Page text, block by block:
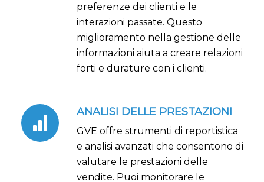
preferenze dei clienti e le
interazioni passate. Questo
miglioramento nella gestione delle
informazioni aiuta a creare relazioni
forti e durature con i clienti.
ANALISI DELLE PRESTAZIONI
GVE offre strumenti di reportistica
e analisi avanzati che consentono di
valutare le prestazioni delle
vendite. Puoi monitorare le